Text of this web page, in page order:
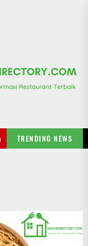
TRENDING NEWS